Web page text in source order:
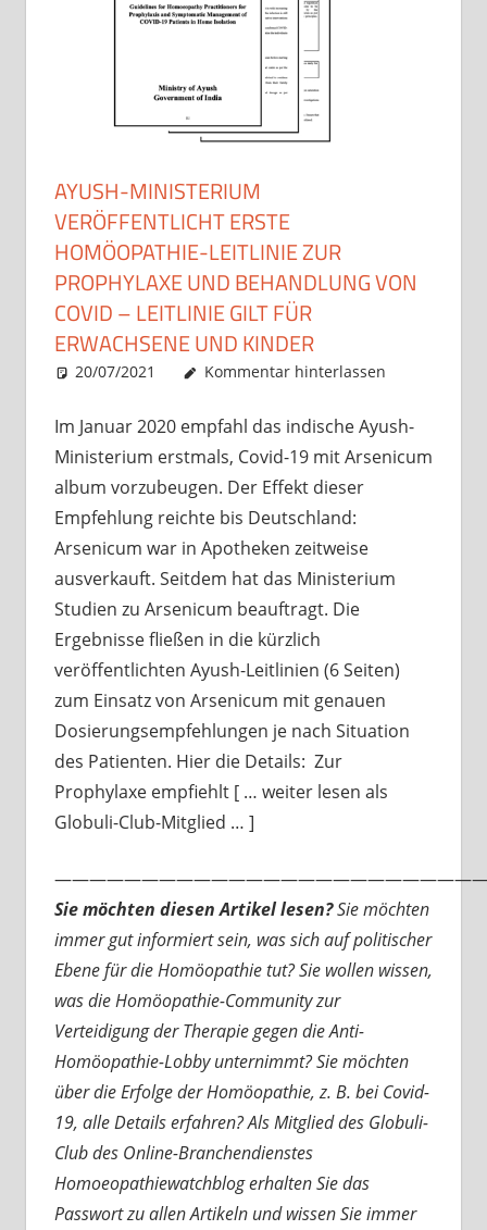
AYUSH-MINISTERIUM
VERÖFFENTLICHT ERSTE
HOMÖOPATHIE-LEITLINIE ZUR
PROPHYLAXE UND BEHANDLUNG VON
COVID – LEITLINIE GILT FÜR
ERWACHSENE UND KINDER
20/07/2021 Christian J. Becker
Allgemein
Kommentar hinterlassen
Im Januar 2020 empfahl das indische Ayush-
Ministerium erstmals, Covid-19 mit Arsenicum
album vorzubeugen. Der Effekt dieser
Empfehlung reichte bis Deutschland:
Arsenicum war in Apotheken zeitweise
ausverkauft. Seitdem hat das Ministerium
Studien zu Arsenicum beauftragt. Die
Ergebnisse fließen in die kürzlich
veröffentlichten Ayush-Leitlinien (6 Seiten)
zum Einsatz von Arsenicum mit genauen
Dosierungsempfehlungen je nach Situation
des Patienten. Hier die Details: Zur
Prophylaxe empfiehlt [ … weiter lesen als
Globuli-Club-Mitglied … ]
Sie möchten diesen Artikel lesen?Sie möchten
immer gut informiert sein, was sich auf politischer
Ebene für die Homöopathie tut? Sie wollen wissen,
was die Homöopathie-Community zur
Verteidigung der Therapie gegen die Anti-
Homöopathie-Lobby unternimmt? Sie möchten
über die Erfolge der Homöopathie, z. B. bei Covid-
19, alle Details erfahren? Als Mitglied des Globuli-
Club des Online-Branchendienstes
Homoeopathiewatchblog erhalten Sie das
Passwort zu allen Artikeln und wissen Sie immer